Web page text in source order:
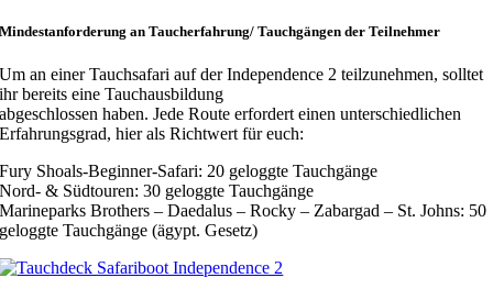
Mindestanforderung an Taucherfahrung/ Tauchgängen der Teilnehmer
Um an einer Tauchsafari auf der Independence 2 teilzunehmen, solltet
ihr bereits eine Tauchausbildung
abgeschlossen haben. Jede Route erfordert einen unterschiedlichen
Erfahrungsgrad, hier als Richtwert für euch:
Fury Shoals-Beginner-Safari: 20 geloggte Tauchgänge
Nord- & Südtouren: 30 geloggte Tauchgänge
Marineparks Brothers – Daedalus – Rocky – Zabargad – St. Johns: 50
geloggte Tauchgänge (ägypt. Gesetz)